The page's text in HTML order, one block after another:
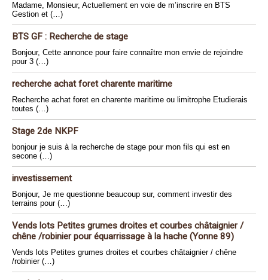
Madame, Monsieur, Actuellement en voie de m’inscrire en BTS
Gestion et (…)
BTS GF : Recherche de stage
Bonjour, Cette annonce pour faire connaître mon envie de rejoindre
pour 3 (…)
recherche achat foret charente maritime
Recherche achat foret en charente maritime ou limitrophe Etudierais
toutes (…)
Stage 2de NKPF
bonjour je suis à la recherche de stage pour mon fils qui est en
secone (…)
investissement
Bonjour, Je me questionne beaucoup sur, comment investir des
terrains pour (…)
Vends lots Petites grumes droites et courbes châtaignier /
chêne /robinier pour équarrissage à la hache (Yonne 89)
Vends lots Petites grumes droites et courbes châtaignier / chêne
/robinier (…)